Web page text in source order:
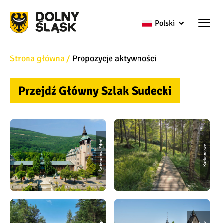
Polski
Strona główna Propozycje aktywności
Przejdź Główny Szlak Sudecki
Świeradów-Zdrój Karkonosze